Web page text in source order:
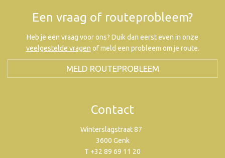
Een vraag of routeprobleem?
Heb je een vraag voor ons? Duik dan eerst even in onze
veelgestelde vragen of meld een probleem om je route.
MELD ROUTEPROBLEEM
Contact
Winterslagstraat 87
3600 Genk
T +32 89 69 11 20